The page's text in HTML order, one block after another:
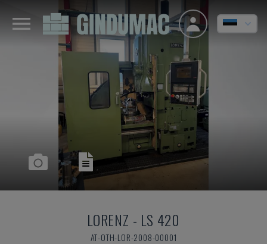
LORENZ - LS 420
AT-OTH-LOR-2008-00001